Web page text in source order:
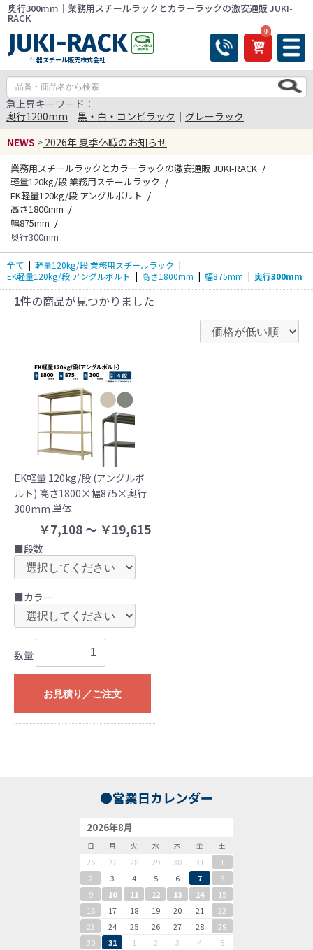
奥行300mm｜業務用スチールラックとカラーラックの激安通販 JUKI-
RACK
什器スチール販売株式会社
0
急上昇キーワード：
奥行1200mm ｜ 黒・白・コンビラック ｜ グレーラック
NEWS > 2026年 夏季休暇のお知らせ
業務用スチールラックとカラーラックの激安通販 JUKI-RACK
軽量120kg/段 業務用スチールラック
EK軽量120kg/段 アングルボルト
高さ1800mm
幅875mm
奥行300mm
全て | 軽量120kg/段 業務用スチールラック |
EK軽量120kg/段 アングルボルト | 高さ1800mm | 幅875mm | 奥行300mm
1件の商品が見つかりました
EK軽量 120kg/段 (アングルボ
ルト) 高さ1800×幅875×奥行
300mm 単体
￥7,108 ～ ￥19,615
■段数
■カラー
数量
お見積り／ご注文
●営業日カレンダー
2026年8月
日 月 火 水 木 金 土
26 27 28 29 30 31
1
2
3 4 5 6 7
8
9
10 11 12 13 14
15
16
17 18 19 20 21
22
23
24 25 26 27 28
29
30
31 1 2 3 4 5